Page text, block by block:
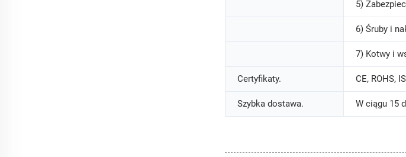
5)
6) Śruby i
7) Kotwy i
Certyfikaty. CE, ROHS,
Szybka dostawa. W ciągu 15